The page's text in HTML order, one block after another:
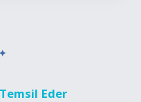
Eder